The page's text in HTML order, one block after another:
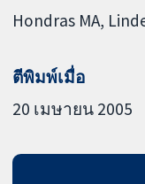
Hondras MA
ตีพิมพ์เมื่อ
20 เมษายน 2005